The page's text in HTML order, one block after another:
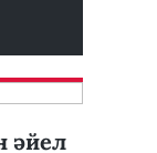
әйел